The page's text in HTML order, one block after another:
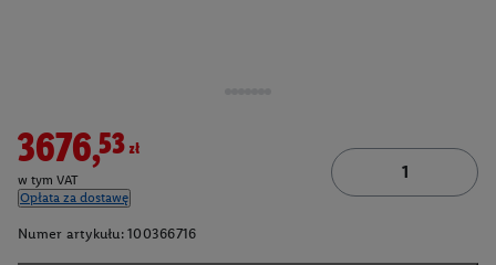
3676,53zł
w tym VAT
Opłata za dostawę
Numer artykułu: 100366716